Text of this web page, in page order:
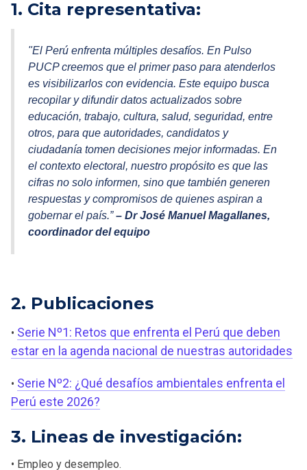
1. Cita representativa:
"El Perú enfrenta múltiples desafíos. En Pulso
PUCP creemos que el primer paso para atenderlos
es visibilizarlos con evidencia. Este equipo busca
recopilar y difundir datos actualizados sobre
educación, trabajo, cultura, salud, seguridad, entre
otros, para que autoridades, candidatos y
ciudadanía tomen decisiones mejor informadas. En
el contexto electoral, nuestro propósito es que las
cifras no solo informen, sino que también generen
respuestas y compromisos de quienes aspiran a
gobernar el país.”– Dr José Manuel Magallanes,
coordinador del equipo
2. Publicaciones
• Serie Nº1: Retos que enfrenta el Perú que deben
estar en la agenda nacional de nuestras autoridades
• Serie Nº2: ¿Qué desafíos ambientales enfrenta el
Perú este 2026?
3. Lineas de investigación:
• Empleo y desempleo.